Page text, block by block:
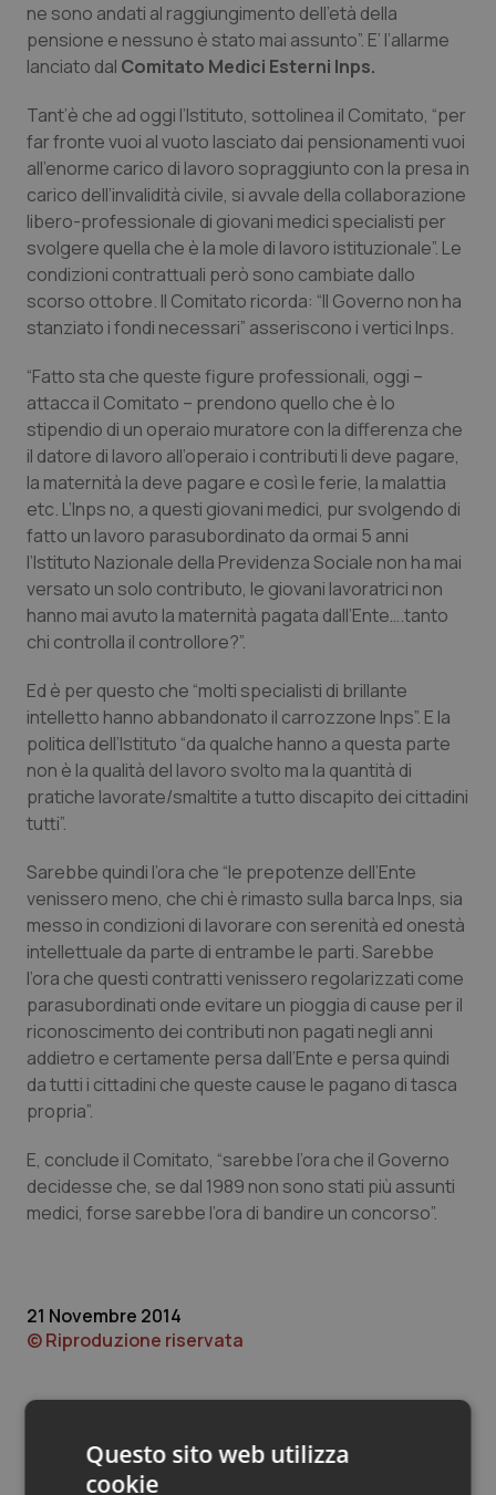
Calabria
Campania
Emilia-Romagna
Friuli Venezia Giulia
Lazio
Liguria
Lombardia
Marche
Molise
Piemonte
Provincia Autonoma di Bolzano
Provincia Autonoma di Trento
Puglia
Sardegna
Sicilia
Toscana
Umbria
Valle D’Aosta
Veneto
Asma & BPCO
Car-T
Colesterolo & coronaropatie
Dermatite Atopica
Diabete & glucometri
Disturbi dell’umore
Dolore
Donna & Salute
Epatiti
HIV
Infezioni & Febbre
Ipertensione & Scompenso
Malattie rare
Malattia di Crohn & Rettocolite Ulcerosa
Neuroscienze & patologie neurodegenerative
Obesità
Oftalmologia
Oncodermatologia
Oncoematologia
Oncologia & Nutrizione
Psoriasi & pelle
Quotidiano Oncologia
Quotidiano Pediatria
Rene & patologie urogenitali
ne sono andati al raggiungimento dell’età della
pensione e nessuno è stato mai assunto”. E’ l’allarme
lanciato dal Comitato Medici Esterni Inps.
Tant’è che ad oggi l’Istituto, sottolinea il Comitato, “per
far fronte vuoi al vuoto lasciato dai pensionamenti vuoi
all’enorme carico di lavoro sopraggiunto con la presa in
carico dell’invalidità civile, si avvale della collaborazione
libero-professionale di giovani medici specialisti per
svolgere quella che è la mole di lavoro istituzionale”. Le
condizioni contrattuali però sono cambiate dallo
scorso ottobre. Il Comitato ricorda: “Il Governo non ha
stanziato i fondi necessari” asseriscono i vertici Inps.
“Fatto sta che queste figure professionali, oggi –
attacca il Comitato – prendono quello che è lo
stipendio di un operaio muratore con la differenza che
il datore di lavoro all’operaio i contributi li deve pagare,
la maternità la deve pagare e così le ferie, la malattia
etc. L’Inps no, a questi giovani medici, pur svolgendo di
fatto un lavoro parasubordinato da ormai 5 anni
l’Istituto Nazionale della Previdenza Sociale non ha mai
versato un solo contributo, le giovani lavoratrici non
hanno mai avuto la maternità pagata dall’Ente….tanto
chi controlla il controllore?”.
Ed è per questo che “molti specialisti di brillante
intelletto hanno abbandonato il carrozzone Inps”. E la
politica dell’Istituto “da qualche hanno a questa parte
non è la qualità del lavoro svolto ma la quantità di
pratiche lavorate/smaltite a tutto discapito dei cittadini
tutti”.
Sarebbe quindi l’ora che “le prepotenze dell’Ente
venissero meno, che chi è rimasto sulla barca Inps, sia
messo in condizioni di lavorare con serenità ed onestà
intellettuale da parte di entrambe le parti. Sarebbe
l’ora che questi contratti venissero regolarizzati come
parasubordinati onde evitare un pioggia di cause per il
riconoscimento dei contributi non pagati negli anni
addietro e certamente persa dall’Ente e persa quindi
da tutti i cittadini che queste cause le pagano di tasca
propria”.
E, conclude il Comitato, “sarebbe l’ora che il Governo
decidesse che, se dal 1989 non sono stati più assunti
medici, forse sarebbe l’ora di bandire un concorso”.
21 Novembre 2014
© Riproduzione riservata
Questo sito web utilizza
cookie